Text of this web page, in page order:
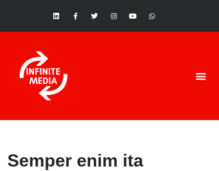
contenido
Semper enim ita